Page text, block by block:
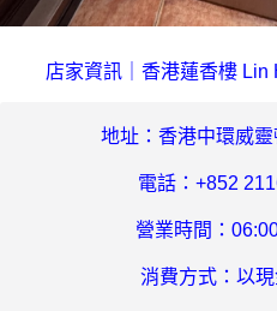
店家資訊｜香港蓮香樓 Lin
地址：香港中環威靈
電話：+852
營業時間：
消費方式：以